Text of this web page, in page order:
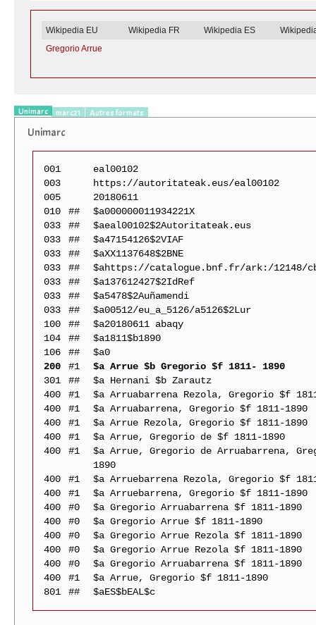
Wikipedia EU Wikipedia FR Wikipedia ES
Gregorio Arrue
Unimarc marc21 Autres formats
Unimarc
001
eal00102
003
https://autoritateak.eus/eal00102
005
20180611
010
##
$a000000011934221X
033
##
$aeal00102$2Autoritateak.eus
033
##
$a47154126$2VIAF
033
##
$aXX1137648$2BNE
033
##
$ahttps://catalogue.bnf.fr/ark:/12148/
033
##
$a137612427$2IdRef
033
##
$a5478$2Auñamendi
033
##
$a00512/eu_a_5126/a5126$2Lur
100
##
$a20180611 abaqy
104
##
$a1811$b1890
106
##
$a0
200
#1
$a Arrue $b Gregorio $f 1811- 1890
301
##
$a Hernani $b Zarautz
400
#1
$a Arruabarrena Rezola, Gregorio $f
400
#1
$a Arruabarrena, Gregorio $f 1811-1890
400
#1
$a Arrue Rezola, Gregorio $f 1811-1890
400
#1
$a Arrue, Gregorio de $f 1811-1890
400
#1
$a Arrue, Gregorio de Arruabarrena,
1890
400
#1
$a Arruebarrena Rezola, Gregorio $f
400
#1
$a Arruebarrena, Gregorio $f 1811-1890
400
#0
$a Gregorio Arruabarrena $f 1811-1890
400
#0
$a Gregorio Arrue $f 1811-1890
400
#0
$a Gregorio Arrue Rezola $f 1811-1890
400
#0
$a Gregorio Arrue Rezola $f 1811-1890
400
#0
$a Gregorio Arruabarrena $f 1811-1890
400
#1
$a Arrue, Gregorio $f 1811-1890
801
## $aES$bEAL$c